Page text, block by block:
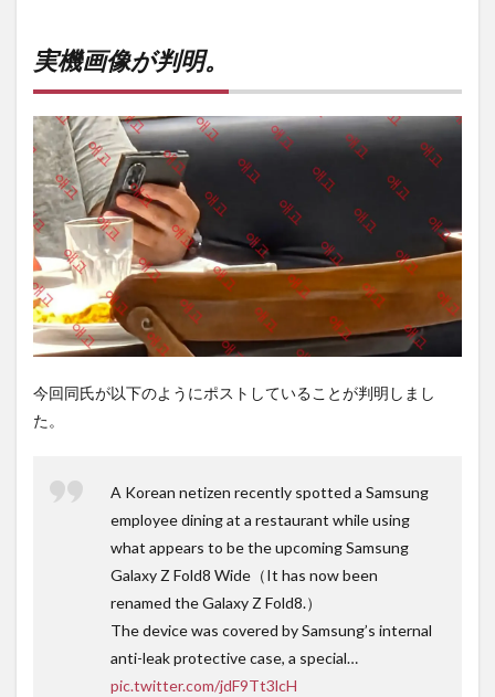
が判
明。
PR)
購入
は待
ち時
間不
要の
オン
ライ
ンシ
ョッ
プが
おす
め！
実機画像が判明。
今回同氏が以下のようにポストしていることが判明しまし
た。
A Korean netizen recently spotted a Samsung
employee dining at a restaurant while using
what appears to be the upcoming Samsung
Galaxy Z Fold8 Wide（It has now been
renamed the Galaxy Z Fold8.）
The device was covered by Samsung’s internal
anti-leak protective case, a special…
pic.twitter.com/jdF9Tt3lcH